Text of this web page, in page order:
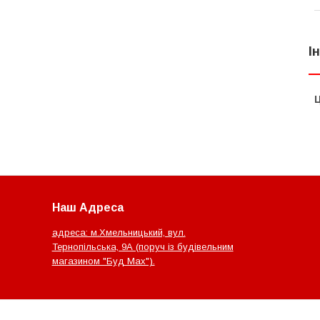
Наш Адреса
адреса: м.Хмельницький, вул.
Тернопільська, 9А (поруч із будівельним
магазином "Буд Мах").